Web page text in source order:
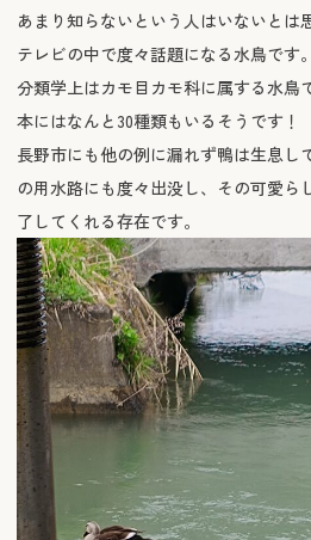
あまり知らないという人はいないとは
テレビの中で度々話題になる水鳥です。
分類学上はカモ目カモ科に属する水鳥
本にはなんと30種類もいるそうです！
長野市にも他の例に漏れず鴨は生息し
の用水路にも度々出没し、その可愛ら
了してくれる存在です。